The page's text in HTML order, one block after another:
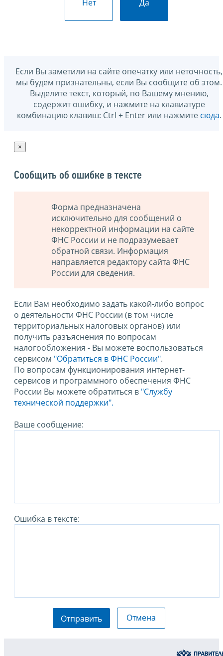
Нет Да
Если Вы заметили на сайте опечатку или неточность,
мы будем признательны, если Вы сообщите об этом.
Выделите текст, который, по Вашему мнению,
содержит ошибку, и нажмите на клавиатуре
комбинацию клавиш: Ctrl + Enter или нажмите сюда.
×
Сообщить об ошибке в тексте
Форма предназначена
исключительно для сообщений о
некорректной информации на сайте
ФНС России и не подразумевает
обратной связи. Информация
направляется редактору сайта ФНС
России для сведения.
Если Вам необходимо задать какой-либо вопрос
о деятельности ФНС России (в том числе
территориальных налоговых органов) или
получить разъяснения по вопросам
налогообложения - Вы можете воспользоваться
сервисом "Обратиться в ФНС России".
По вопросам функционирования интернет-
сервисов и программного обеспечения ФНС
России Вы можете обратиться в "Службу
технической поддержки".
Ваше сообщение:
Ошибка в тексте:
Отправить Отмена